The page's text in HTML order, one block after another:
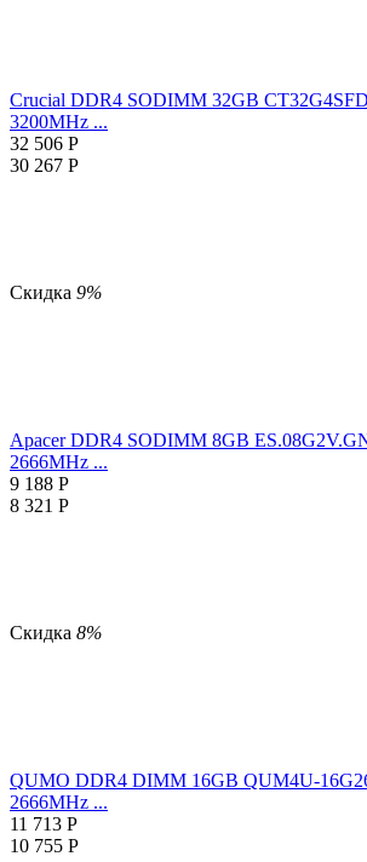
Crucial DDR4 SODIMM 32GB
3200MHz ...
32 506 Р
30 267 Р
Скидка 9%
Apacer DDR4 SODIMM 8GB
2666MHz ...
9 188 Р
8 321 Р
Скидка 8%
QUMO DDR4 DIMM 16GB QUM4U-
2666MHz ...
11 713 Р
10 755 Р